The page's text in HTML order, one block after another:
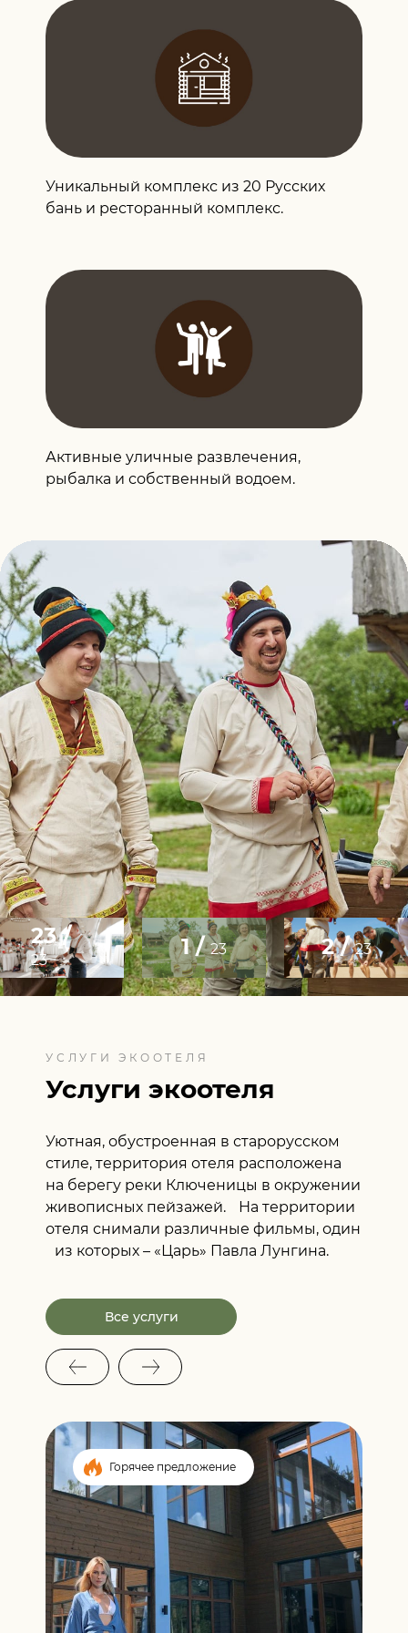
Уникальный комплекс из 20 Русских
бань и ресторанный комплекс.
Активные уличные развлечения,
рыбалка и собственный водоем.
23 /
23
1 /23 2 /23
УСЛУГИ ЭКООТЕЛЯ
Услуги экоотеля
Уютная, обустроенная в старорусском
стиле, территория отеля расположена
на берегу реки Ключеницы в окружении
живописных пейзажей. На территории
отеля снимали различные фильмы, один
из которых – «Царь» Павла Лунгина.
Все услуги
Горячее предложение